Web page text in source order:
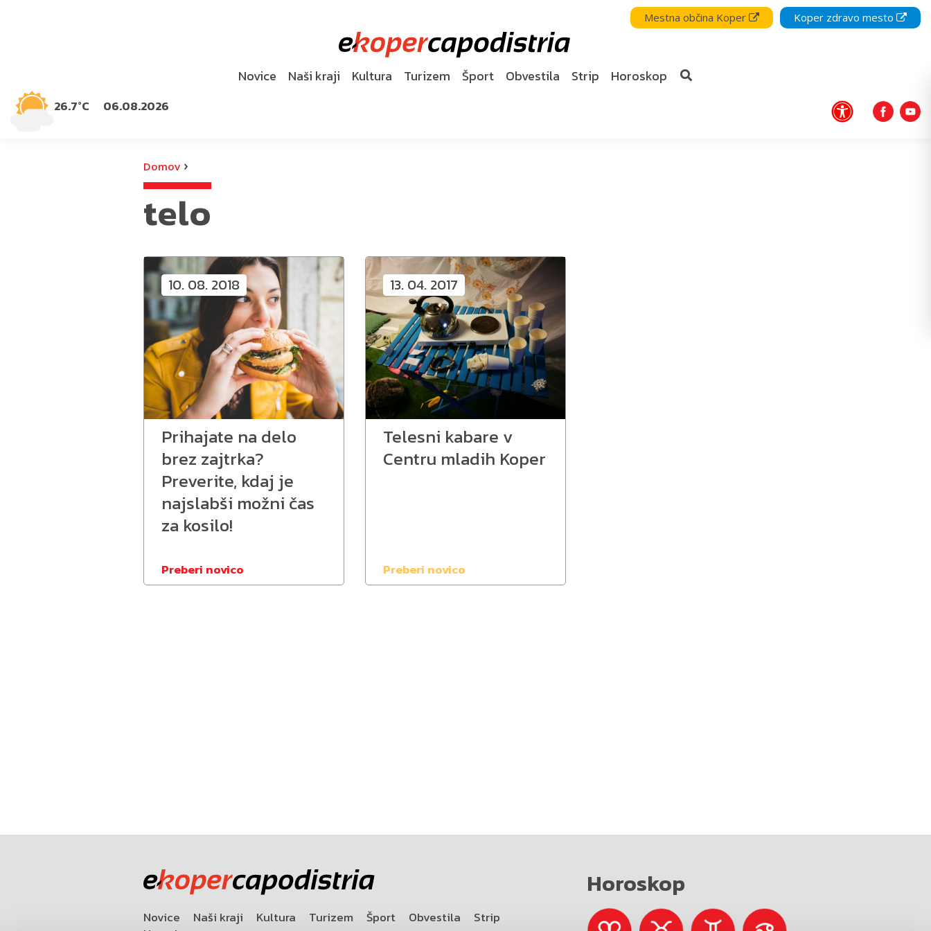
Mestna občina Koper Koper zdravo mesto
26.7°C 06.08.2026
Novice Naši kraji Kultura Turizem Šport Obvestila Strip Horoskop
Domov ›
telo
10. 08. 2018
Prihajate na delo
brez zajtrka?
Preverite, kdaj je
najslabši možni čas
za kosilo!
Preberi novico
13. 04. 2017
Telesni kabare v
Centru mladih Koper
Preberi novico
Novice Naši kraji Kultura Turizem Šport Obvestila
Strip
Horoskop